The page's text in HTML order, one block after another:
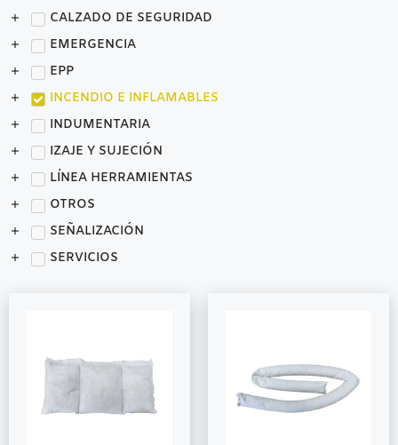
CALZADO DE SEGURIDAD
EMERGENCIA
EPP
INCENDIO E INFLAMABLES
INDUMENTARIA
IZAJE Y SUJECIÓN
LÍNEA HERRAMIENTAS
OTROS
SEÑALIZACIÓN
SERVICIOS